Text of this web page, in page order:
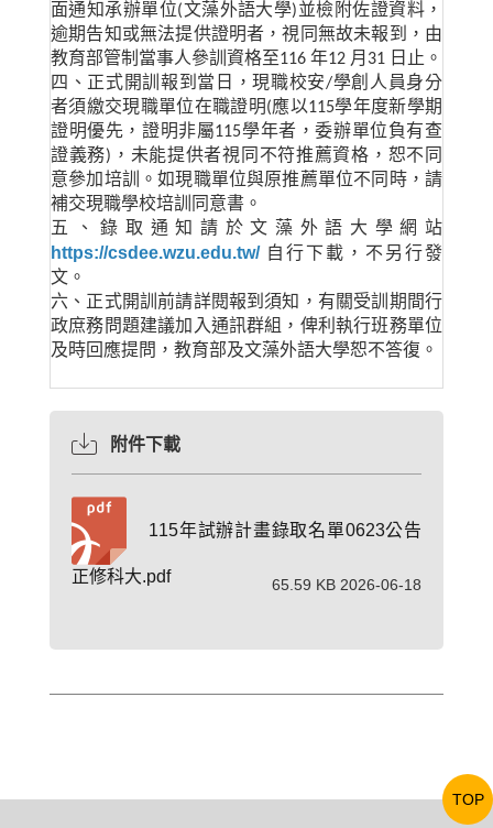
面通知承辦單位(文藻外語大學)並檢附佐證資料，
逾期告知或無法提供證明者，視同無故未報到，由
教育部管制當事人參訓資格至116 年12 月 31 日止。
四、正式開訓報到當日，現職校安/學創人員身分
者須繳交現職單位在職證明(應以115學年度新學期
證明優先，證明非屬115學年者，委辦單位負有查
證義務) ，未能提供者視同不符推薦資格，恕不同
意參加培訓。如現職單位與原推薦單位不同時，請
補交現職學校培訓同意書。
五、錄取通知請於文藻外語大學網站
https://csdee.wzu.edu.tw/ 自行下載，不另行發
文。
六、正式開訓前請詳閱報到須知，有關受訓期間行
政庶務問題建議加入通訊群組，俾利執行班務單位
及時回應提問，教育部及文藻外語大學恕不答復。
附件下載
115年試辦計畫錄取名單0623公告
正修科大.pdf 65.59 KB 2026-06-18
TOP